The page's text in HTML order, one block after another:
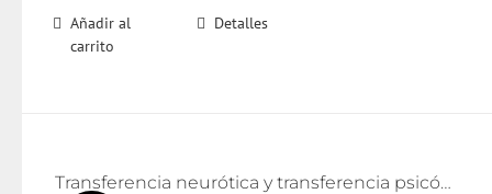
Añadir al
carrito
Detalles
Transferencia neurótica y transferencia psicótica (2da edición)